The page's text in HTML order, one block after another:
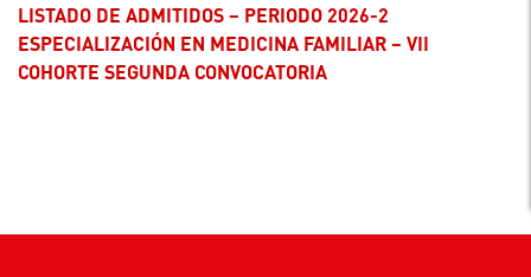
LISTADO DE ADMITIDOS – PERIODO 2026-2
ESPECIALIZACIÓN EN MEDICINA FAMILIAR – VII
COHORTE SEGUNDA CONVOCATORIA